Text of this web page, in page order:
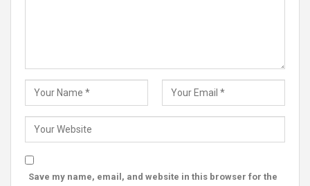
Save my name, email, and website in this browser for the